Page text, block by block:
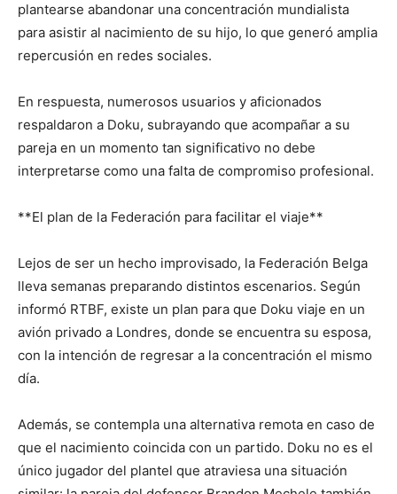
plantearse abandonar una concentración mundialista
para asistir al nacimiento de su hijo, lo que generó amplia
repercusión en redes sociales.
En respuesta, numerosos usuarios y aficionados
respaldaron a Doku, subrayando que acompañar a su
pareja en un momento tan significativo no debe
interpretarse como una falta de compromiso profesional.
**El plan de la Federación para facilitar el viaje**
Lejos de ser un hecho improvisado, la Federación Belga
lleva semanas preparando distintos escenarios. Según
informó RTBF, existe un plan para que Doku viaje en un
avión privado a Londres, donde se encuentra su esposa,
con la intención de regresar a la concentración el mismo
día.
Además, se contempla una alternativa remota en caso de
que el nacimiento coincida con un partido. Doku no es el
único jugador del plantel que atraviesa una situación